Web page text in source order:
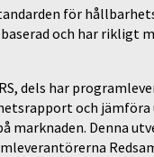
för
och har rikligt
dels har
och jämföra
Denna